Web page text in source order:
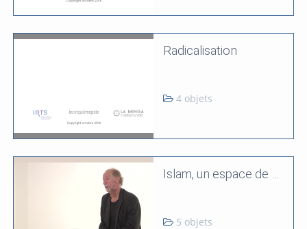
Radicalisation
4 objets
5 objets